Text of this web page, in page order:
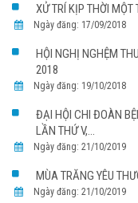
XỬ TRÍ KỊP THỜI MỘT
Ngày đăng: 17/09/2018
HỘI NGHỊ NGHỆM
2018
Ngày đăng: 19/10/2018
ĐẠI HỘI CHI ĐOÀN
LẦN THỨ V,...
Ngày đăng: 21/10/2019
MÙA TRĂNG YÊU
Ngày đăng: 21/10/2019